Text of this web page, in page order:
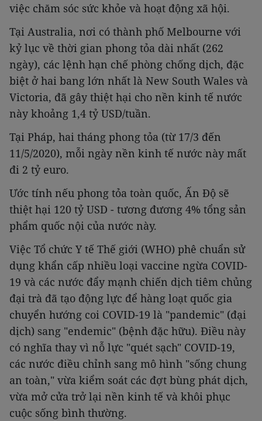
việc chăm sóc sức khỏe và hoạt động xã hội.
Tại Australia, nơi có thành phố Melbourne với
kỷ lục về thời gian phong tỏa dài nhất (262
ngày), các lệnh hạn chế phòng chống dịch, đặc
biệt ở hai bang lớn nhất là New South Wales và
Victoria, đã gây thiệt hại cho nền kinh tế nước
này khoảng 1,4 tỷ USD/tuần.
Tại Pháp, hai tháng phong tỏa (từ 17/3 đến
11/5/2020), mỗi ngày nền kinh tế nước này mất
đi 2 tỷ euro.
Ước tính nếu phong tỏa toàn quốc, Ấn Độ sẽ
thiệt hại 120 tỷ USD - tương đương 4% tổng sản
phẩm quốc nội của nước này.
Việc Tổ chức Y tế Thế giới (WHO) phê chuẩn sử
dụng khẩn cấp nhiều loại vaccine ngừa COVID-
19 và các nước đẩy mạnh chiến dịch tiêm chủng
đại trà đã tạo động lực để hàng loạt quốc gia
chuyển hướng coi COVID-19 là "pandemic" (đại
dịch) sang "endemic" (bệnh đặc hữu). Điều này
có nghĩa thay vì nỗ lực "quét sạch" COVID-19,
các nước điều chỉnh sang mô hình "sống chung
an toàn," vừa kiểm soát các đợt bùng phát dịch,
vừa mở cửa trở lại nền kinh tế và khôi phục
cuộc sống bình thường.